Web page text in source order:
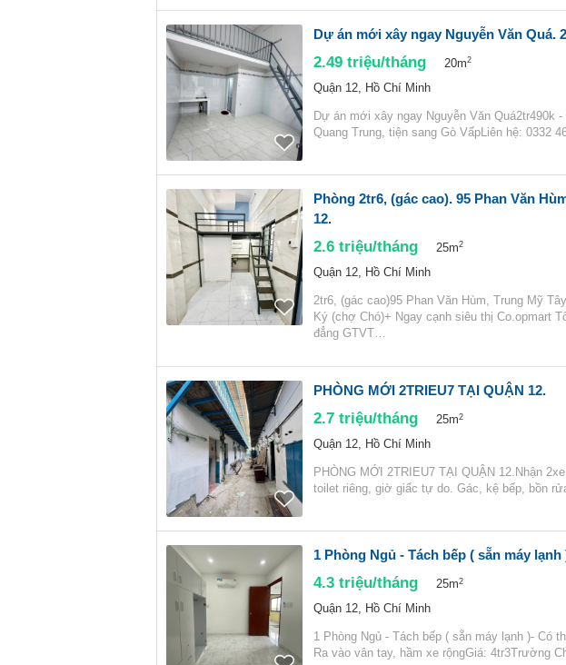
Dự án mới xây ngay Nguyễn Văn Quá.
2.49 triệu/tháng 20m2
Quận 12, Hồ Chí Minh
Dự án mới xây ngay Nguyễn Văn Quá2tr490k
Quang Trung, tiện sang Gò VấpLiên hệ: 0332
Phòng 2tr6, (gác cao). 95 Phan Văn
12.
2.6 triệu/tháng 25m2
Quận 12, Hồ Chí Minh
2tr6, (gác cao)95 Phan Văn Hùm, Trung Mỹ
Ký (chợ Chó)+ Ngay cạnh siêu thị Co.opmart
đẳng GTVT…
PHÒNG MỚI 2TRIEU7 TẠI QUẬN 12.
2.7 triệu/tháng 25m2
Quận 12, Hồ Chí Minh
PHÒNG MỚI 2TRIEU7 TẠI QUẬN 12.Nhận
toilet riêng, giờ giấc tự do. Gác, kệ bếp, bồn
1 Phòng Ngủ - Tách bếp ( sẵn máy lạnh
4.3 triệu/tháng 25m2
Quận 12, Hồ Chí Minh
1 Phòng Ngủ - Tách bếp ( sẵn máy lạnh )- Có
Ra vào vân tay, hầm xe rộngGiá: 4tr3Trường